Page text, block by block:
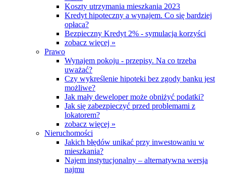
Koszty utrzymania mieszkania 2023
Kredyt hipoteczny a wynajem. Co się bardziej
opłaca?
Bezpieczny Kredyt 2% - symulacja korzyści
zobacz więcej »
Prawo
Wynajem pokoju - przepisy. Na co trzeba
uważać?
Czy wykreślenie hipoteki bez zgody banku jest
możliwe?
Jak mały deweloper może obniżyć podatki?
Jak się zabezpieczyć przed problemami z
lokatorem?
zobacz więcej »
Nieruchomości
Jakich błędów unikać przy inwestowaniu w
mieszkania?
Najem instytucjonalny – alternatywna wersja
najmu